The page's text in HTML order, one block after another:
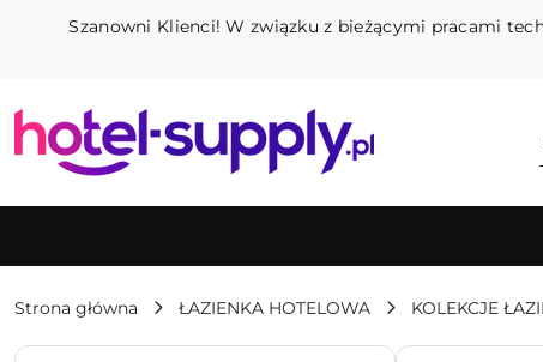
Przejdź do treści głównej
Przejdź do wyszukiwarki
Przejdź do moje konto
Przejdź do menu głównego
Przejdź do opisu produktu
Przejdź do stopki
Szanowni Klienci! W związku z bieżącymi pracami
Strona główna ŁAZIENKA HOTELOWA KOLEKCJE